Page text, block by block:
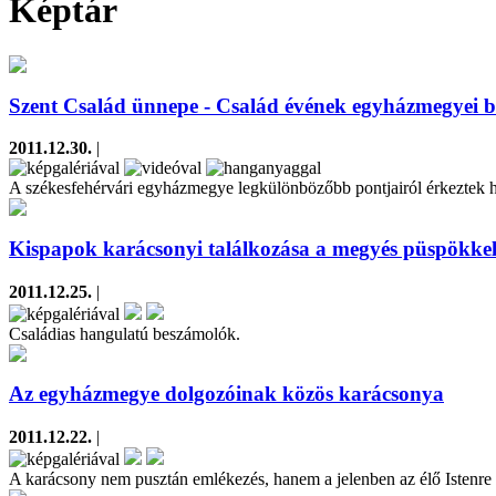
Képtár
Szent Család ünnepe - Család évének egyházmegyei
2011.12.30. |
A székesfehérvári egyházmegye legkülönbözőbb pontjairól érkeztek
Kispapok karácsonyi találkozása a megyés püspökkel
2011.12.25. |
Családias hangulatú beszámolók.
Az egyházmegye dolgozóinak közös karácsonya
2011.12.22. |
A karácsony nem pusztán emlékezés, hanem a jelenben az élő